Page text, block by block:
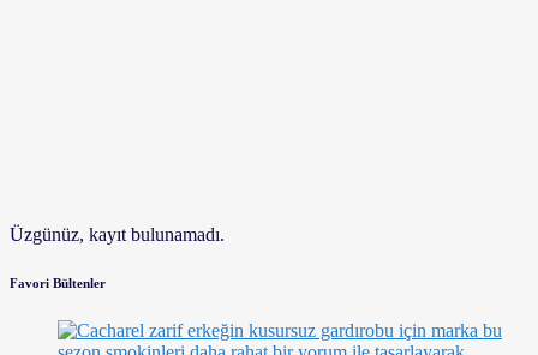
Üzgünüz, kayıt bulunamadı.
Favori Bültenler